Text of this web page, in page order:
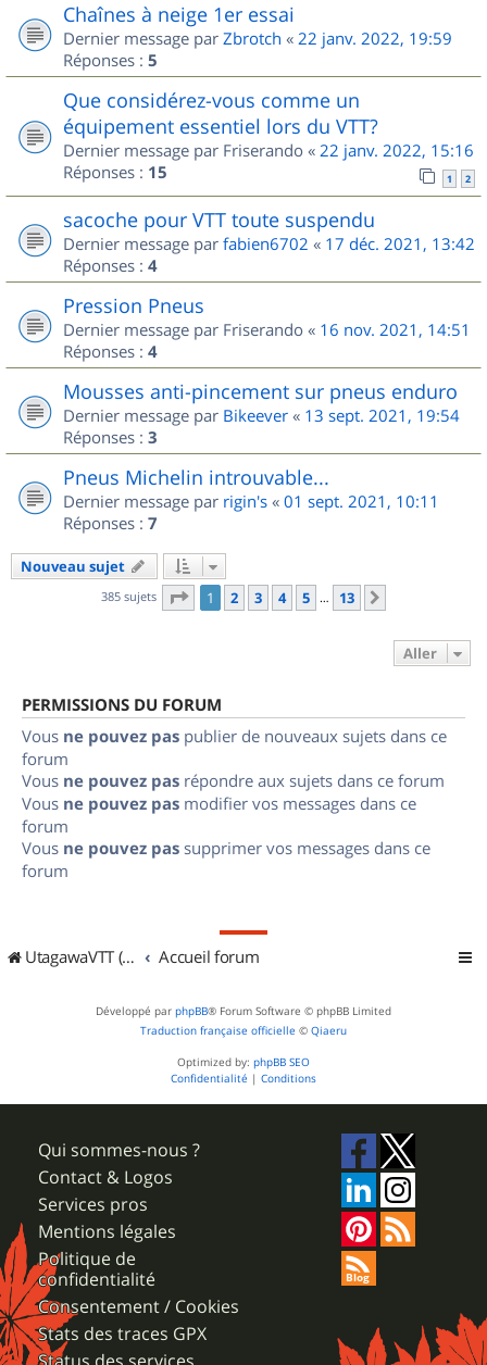
Chaînes à neige 1er essai
Dernier message par Zbrotch « 22 janv. 2022, 19:59
Réponses : 5
Que considérez-vous comme un
équipement essentiel lors du VTT?
Dernier message par Friserando « 22 janv. 2022, 15:16
Réponses : 15 1 2
sacoche pour VTT toute suspendu
Dernier message par fabien6702 « 17 déc. 2021, 13:42
Réponses : 4
Pression Pneus
Dernier message par Friserando « 16 nov. 2021, 14:51
Réponses : 4
Mousses anti-pincement sur pneus enduro
Dernier message par Bikeever « 13 sept. 2021, 19:54
Réponses : 3
Pneus Michelin introuvable...
Dernier message par rigin's « 01 sept. 2021, 10:11
Réponses : 7
Nouveau sujet
385 sujets Page 1sur
1 2 3 4 5 … 13
Aller
PERMISSIONS DU FORUM
Vous ne pouvez pas publier de nouveaux sujets dans ce
forum
Vous ne pouvez pas répondre aux sujets dans ce forum
Vous ne pouvez pas modifier vos messages dans ce
forum
Vous ne pouvez pas supprimer vos messages dans ce
forum
UtagawaVTT (Randos VTT et VTTAE avec traces GPS) Accueil forum
Développé par phpBB® Forum Software © phpBB Limited
Traduction française officielle © Qiaeru
Optimized by: phpBB SEO
Confidentialité | Conditions
Qui sommes-nous ?
Contact & Logos
Services pros
Mentions légales
Politique de
confidentialité
Consentement / Cookies
Stats des traces GPX